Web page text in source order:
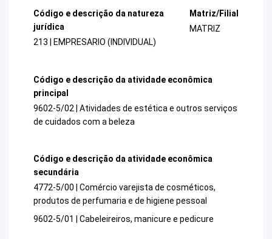
Código e descrição da natureza
jurídica
213 | EMPRESARIO (INDIVIDUAL)
Matriz/Filial
MATRIZ
Código e descrição da atividade econômica
principal
9602-5/02 | Atividades de estética e outros serviços
de cuidados com a beleza
Código e descrição da atividade econômica
secundária
4772-5/00 | Comércio varejista de cosméticos,
produtos de perfumaria e de higiene pessoal
9602-5/01 | Cabeleireiros, manicure e pedicure